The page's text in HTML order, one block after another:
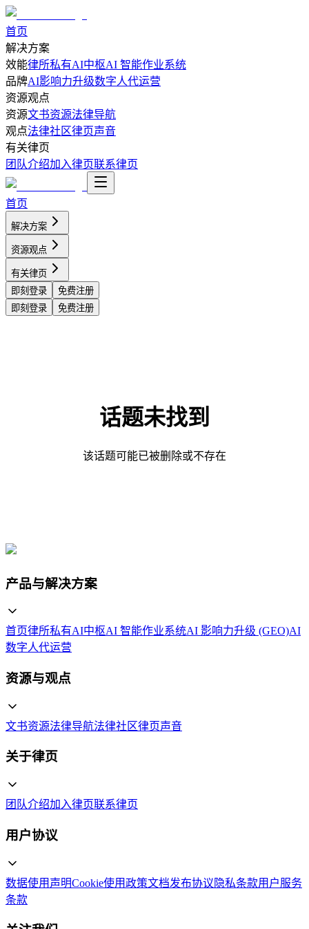
首页
解决方案
效能律所私有AI中枢AI 智能作业系统
品牌AI影响力升级数字人代运营
资源观点
资源文书资源法律导航
观点法律社区律页声音
有关律页
团队介绍加入律页联系律页
首页
解决方案
资源观点
有关律页
即刻登录
免费注册
即刻登录
免费注册
话题未找到
该话题可能已被删除或不存在
产品与解决方案
首页律所私有AI中枢AI 智能作业系统AI 影响力升级 (GEO)AI
数字人代运营
资源与观点
文书资源法律导航法律社区律页声音
关于律页
团队介绍加入律页联系律页
用户协议
数据使用声明Cookie使用政策文档发布协议 隐私条款用户服务
条款